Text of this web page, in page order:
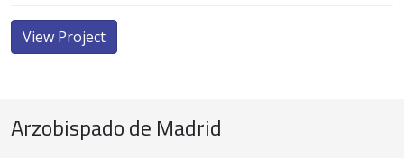
View Project
Arzobispado de Madrid